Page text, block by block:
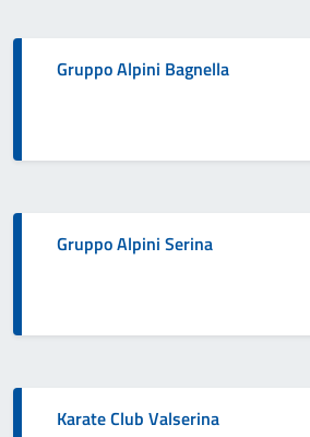
Gruppo Alpini Bagnella
Gruppo Alpini Serina
Karate Club Valserina